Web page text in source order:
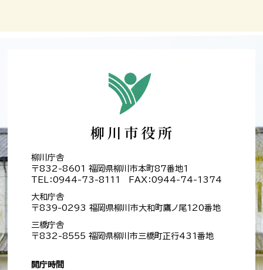
柳川庁舎
〒832-8601 福岡県柳川市本町87番地1
TEL：0944-73-8111 FAX：0944-74-1374
大和庁舎
〒839-0293 福岡県柳川市大和町鷹ノ尾120番地
三橋庁舎
〒832-8555 福岡県柳川市三橋町正行431番地
開庁時間